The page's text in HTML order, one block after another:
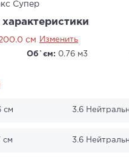
Супер
см Изменить
Об`єм: 0.76 м3
см 3.6
см 3.6